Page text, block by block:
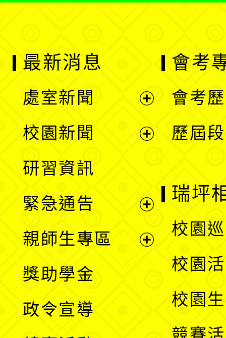
最新消息
處室新聞
單
校園新聞
選
單
研習資訊
緊急通告
親師生專區
獎助學金
政令宣導
會考
會考
歷屆
瑞坪
校園
校園
校園